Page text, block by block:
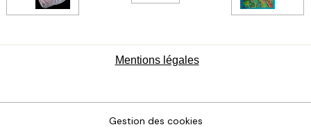
Mentions légales
Gestion des cookies